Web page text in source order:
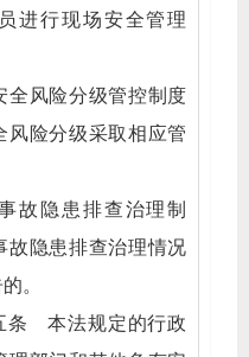
进行现场安全管理
全风险分级管控制度
风险分级采取相应管
故隐患排查治理制
故隐患排查治理情况
。
条 本法规定的行政